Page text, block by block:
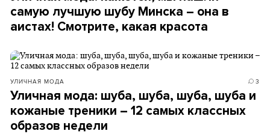
самую лучшую шубу Минска – она в
аистах! Смотрите, какая красота
УЛИЧНАЯ МОДА 3
Уличная мода: шуба, шуба, шуба, шуба и
кожаные треники – 12 самых классных
образов недели